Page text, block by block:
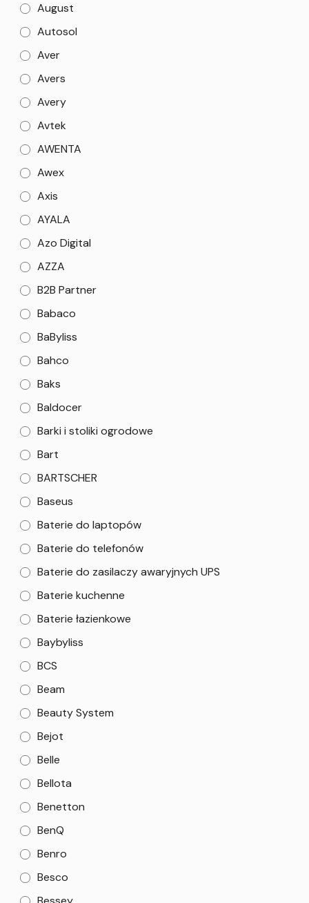
August
Autosol
Aver
Avers
Avery
Avtek
AWENTA
Awex
Axis
AYALA
Azo Digital
AZZA
B2B Partner
Babaco
BaByliss
Bahco
Baks
Baldocer
Barki i stoliki ogrodowe
Bart
BARTSCHER
Baseus
Baterie do laptopów
Baterie do telefonów
Baterie do zasilaczy awaryjnych UPS
Baterie kuchenne
Baterie łazienkowe
Baybyliss
BCS
Beam
Beauty System
Bejot
Belle
Bellota
Benetton
BenQ
Benro
Besco